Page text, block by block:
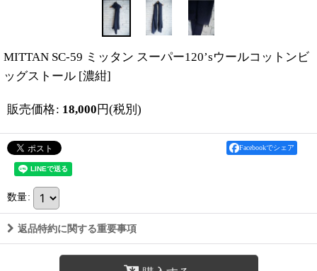
MITTAN SC-59 ミッタン スーパー120’sウールコットンビ
ッグストール [濃紺]
販売価格: 18,000 円(税別)
Facebookでシェア
数量:
返品特約に関する重要事項